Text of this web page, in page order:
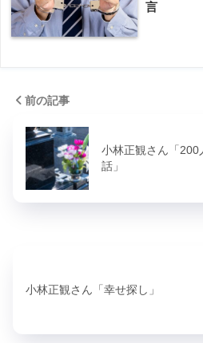
言
前の記事
小林正観さん「200
話」
小林正観さん「幸せ探し」